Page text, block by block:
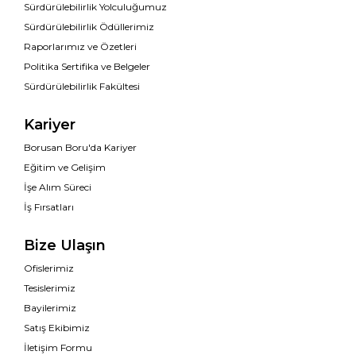
Sürdürülebilirlik Yolculuğumuz
Sürdürülebilirlik Ödüllerimiz
Raporlarımız ve Özetleri
Politika Sertifika ve Belgeler
Sürdürülebilirlik Fakültesi
Kariyer
Borusan Boru'da Kariyer
Eğitim ve Gelişim
İşe Alım Süreci
İş Fırsatları
Bize Ulaşın
Ofislerimiz
Tesislerimiz
Bayilerimiz
Satış Ekibimiz
İletişim Formu